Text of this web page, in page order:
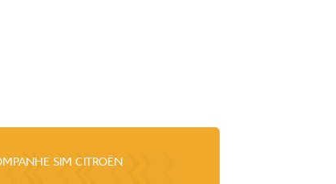
SIM CITROËN